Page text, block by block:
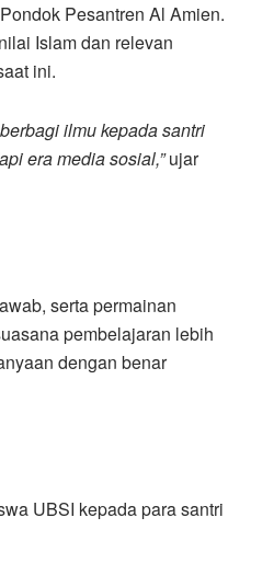
Pesantren Al Amien.
Islam dan relevan
ini.
ilmu kepada santri
era media sosial,”ujar
serta permainan
pembelajaran lebih
dengan benar
UBSI kepada para santri